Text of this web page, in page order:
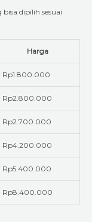
dipilih sesuai
Harga
Rp1.800.000
Rp2.800.000
Rp2.700.000
Rp4.200.000
Rp5.400.000
Rp8.400.000